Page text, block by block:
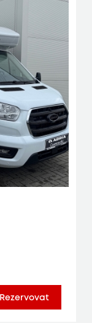
Rezervovat